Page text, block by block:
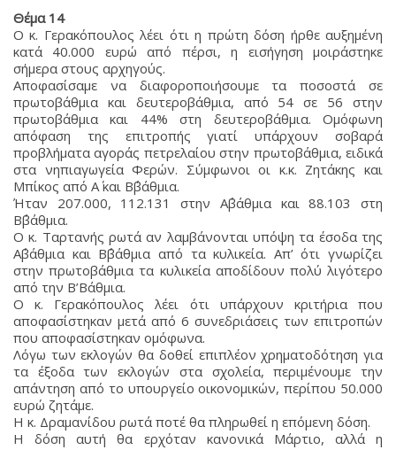
Θέμα 14
Ο κ. Γερακόπουλος λέει ότι η πρώτη δόση ήρθε αυξημένη
κατά 40.000 ευρώ από πέρσι, η εισήγηση μοιράστηκε
σήμερα στους αρχηγούς.
Αποφασίσαμε να διαφοροποιήσουμε τα ποσοστά σε
πρωτοβάθμια και δευτεροβάθμια, από 54 σε 56 στην
πρωτοβάθμια και 44% στη δευτεροβάθμια. Ομόφωνη
απόφαση της επιτροπής γιατί υπάρχουν σοβαρά
προβλήματα αγοράς πετρελαίου στην πρωτοβάθμια, ειδικά
στα νηπιαγωγεία Φερών. Σύμφωνοι οι κ.κ. Ζητάκης και
Μπίκος από Α΄ και Β΄βάθμια.
Ήταν 207.000, 112.131 στην Α΄βάθμια και 88.103 στη
Β΄βάθμια.
Ο κ. Ταρτανής ρωτά αν λαμβάνονται υπόψη τα έσοδα της
Α΄βάθμια και Β΄βάθμια από τα κυλικεία. Απ’ ότι γνωρίζει
στην πρωτοβάθμια τα κυλικεία αποδίδουν πολύ λιγότερο
από την Β’Βάθμια.
Ο κ. Γερακόπουλος λέει ότι υπάρχουν κριτήρια που
αποφασίστηκαν μετά από 6 συνεδριάσεις των επιτροπών
που αποφασίστηκαν ομόφωνα.
Λόγω των εκλογών θα δοθεί επιπλέον χρηματοδότηση για
τα έξοδα των εκλογών στα σχολεία, περιμένουμε την
απάντηση από το υπουργείο οικονομικών, περίπου 50.000
ευρώ ζητάμε.
Η κ. Δραμανίδου ρωτά ποτέ θα πληρωθεί η επόμενη δόση.
Η δόση αυτή θα ερχόταν κανονικά Μάρτιο, αλλά η